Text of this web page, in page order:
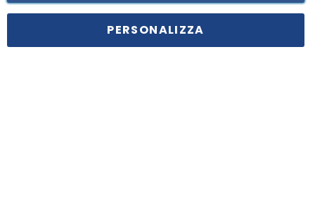
Principe di Piemonte 199, cap. 80026 Casoria (NA) - C.F. 05834470634 -
PERSONALIZZA